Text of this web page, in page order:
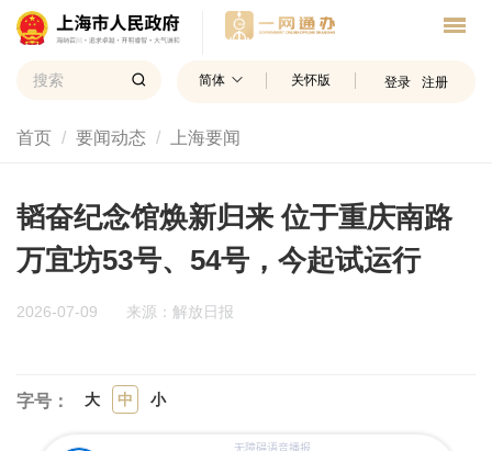
简体 关怀版 登录 注册
首页 要闻动态 上海要闻
韬奋纪念馆焕新归来 位于重庆南路
万宜坊53号、54号，今起试运行
2026-07-09 来源：解放日报
字号： 大 中 小